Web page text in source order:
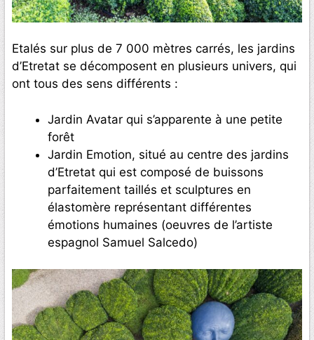
Etalés sur plus de 7 000 mètres carrés, les jardins
d’Etretat se décomposent en plusieurs univers, qui
ont tous des sens différents :
Jardin Avatar qui s’apparente à une petite
forêt
Jardin Emotion, situé au centre des jardins
d’Etretat qui est composé de buissons
parfaitement taillés et sculptures en
élastomère représentant différentes
émotions humaines (oeuvres de l’artiste
espagnol Samuel Salcedo)